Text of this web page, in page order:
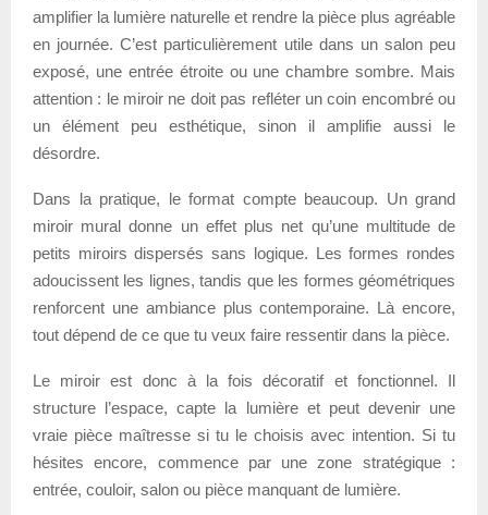
amplifier la lumière naturelle et rendre la pièce plus agréable
en journée. C’est particulièrement utile dans un salon peu
exposé, une entrée étroite ou une chambre sombre. Mais
attention : le miroir ne doit pas refléter un coin encombré ou
un élément peu esthétique, sinon il amplifie aussi le
désordre.
Dans la pratique, le format compte beaucoup. Un grand
miroir mural donne un effet plus net qu’une multitude de
petits miroirs dispersés sans logique. Les formes rondes
adoucissent les lignes, tandis que les formes géométriques
renforcent une ambiance plus contemporaine. Là encore,
tout dépend de ce que tu veux faire ressentir dans la pièce.
Le miroir est donc à la fois décoratif et fonctionnel. Il
structure l’espace, capte la lumière et peut devenir une
vraie pièce maîtresse si tu le choisis avec intention. Si tu
hésites encore, commence par une zone stratégique :
entrée, couloir, salon ou pièce manquant de lumière.